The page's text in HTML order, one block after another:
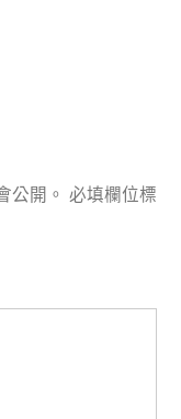
公開。 必填欄位標